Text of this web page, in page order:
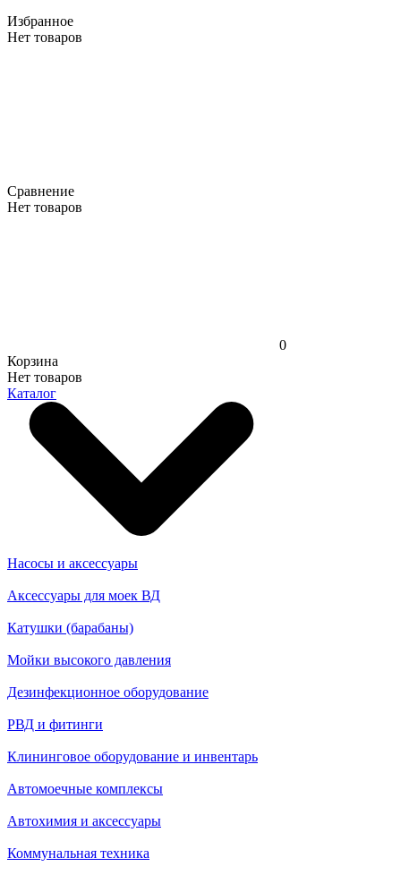
Избранное
Нет товаров
Сравнение
Нет товаров
0
Корзина
Нет товаров
Каталог
Насосы и аксессуары
Аксессуары для моек ВД
Катушки (барабаны)
Мойки высокого давления
Дезинфекционное оборудование
РВД и фитинги
Клининговое оборудование и инвентарь
Автомоечные комплексы
Автохимия и аксессуары
Коммунальная техника